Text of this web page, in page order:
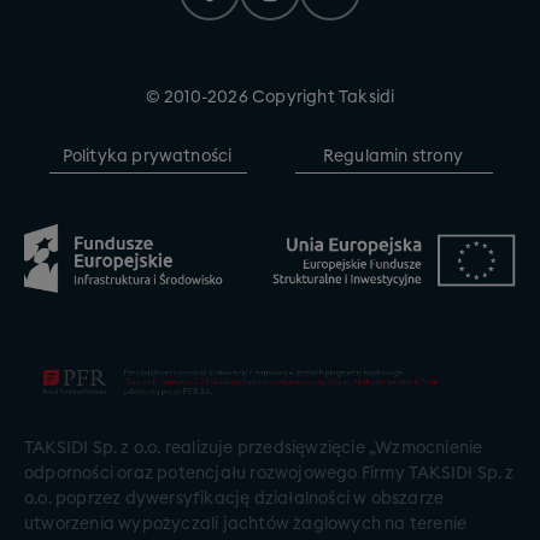
© 2010-2026 Copyright Taksidi
Polityka prywatności Regulamin strony
TAKSIDI Sp. z o.o. realizuje przedsięwzięcie „Wzmocnienie
odporności oraz potencjału rozwojowego Firmy TAKSIDI Sp. z
o.o. poprzez dywersyfikację działalności w obszarze
utworzenia wypożyczali jachtów żaglowych na terenie